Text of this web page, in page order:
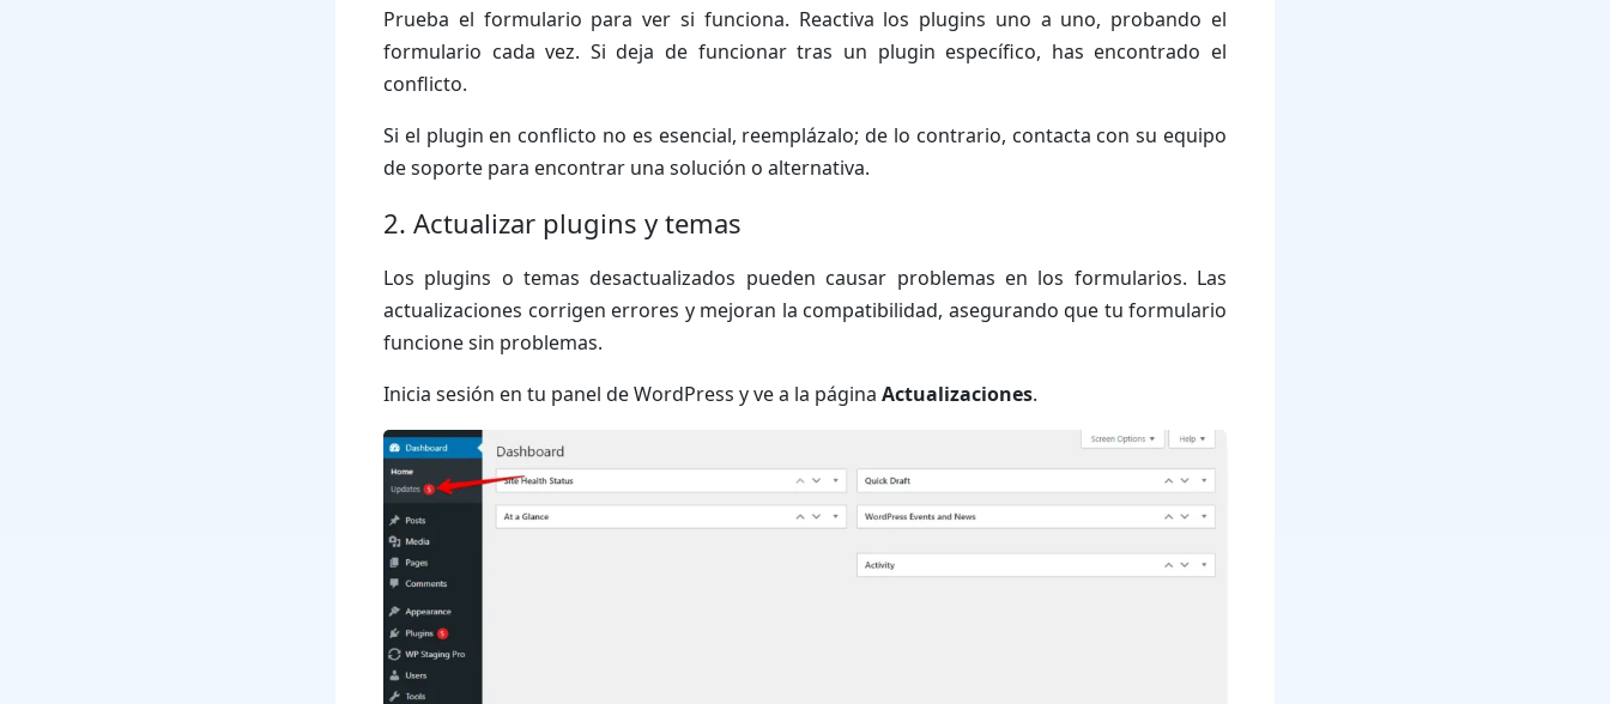
Prueba el formulario para ver si funciona. Reactiva los plugins uno a uno, probando el
formulario cada vez. Si deja de funcionar tras un plugin específico, has encontrado el
conflicto.
Si el plugin en conflicto no es esencial, reemplázalo; de lo contrario, contacta con su equipo
de soporte para encontrar una solución o alternativa.
2. Actualizar plugins y temas
Los plugins o temas desactualizados pueden causar problemas en los formularios. Las
actualizaciones corrigen errores y mejoran la compatibilidad, asegurando que tu formulario
funcione sin problemas.
Inicia sesión en tu panel de WordPress y ve a la página Actualizaciones.